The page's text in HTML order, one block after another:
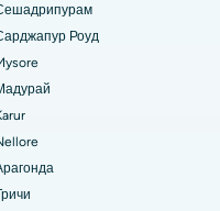
лекар
Андра Прадеш
Роуд, Бангалор
Бхубанешвар
Bilaspur
Ахмедабад
Роуд